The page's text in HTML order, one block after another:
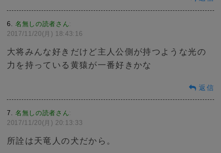
6 名無しの読者さん:
2017/11/20(月) 18:43:16
大将みんな好きだけど主人公側が持つような光の
力を持っている黄猿が一番好きかな
返信
7 名無しの読者さん:
2017/11/20(月) 20:13:33
所詮は天竜人の犬だから。